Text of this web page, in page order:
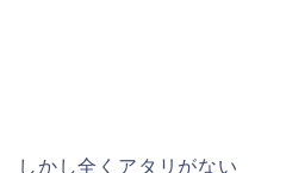
しかし全くアタリがない